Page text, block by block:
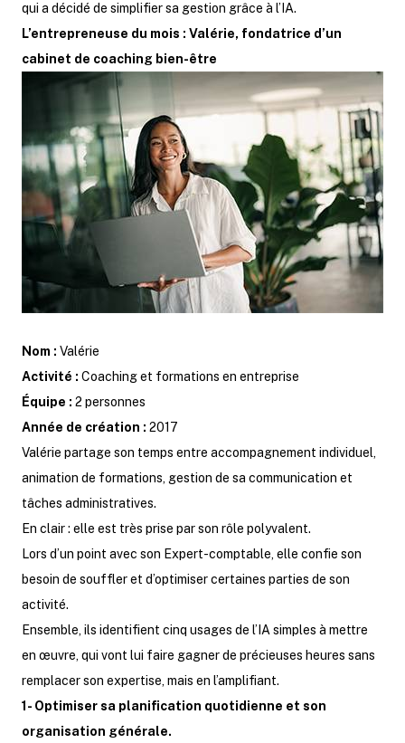
qui a décidé de simplifier sa gestion grâce à l’IA.
L’entrepreneuse du mois : Valérie, fondatrice d’un
cabinet de coaching bien-être
Nom : Valérie
Activité : Coaching et formations en entreprise
Équipe : 2 personnes
Année de création : 2017
Valérie partage son temps entre accompagnement individuel,
animation de formations, gestion de sa communication et
tâches administratives.
En clair : elle est très prise par son rôle polyvalent.
Lors d’un point avec son Expert-comptable, elle confie son
besoin de souffler et d’optimiser certaines parties de son
activité.
Ensemble, ils identifient cinq usages de l’IA simples à mettre
en œuvre, qui vont lui faire gagner de précieuses heures sans
remplacer son expertise, mais en l’amplifiant.
1- Optimiser sa planification quotidienne et son
organisation générale.